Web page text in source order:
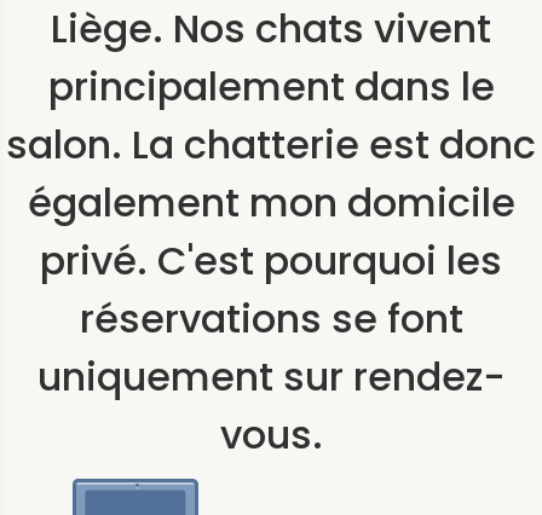
Liège. Nos chats vivent
principalement dans le
salon. La chatterie est donc
également mon domicile
privé. C'est pourquoi les
réservations se font
uniquement sur rendez-
vous.